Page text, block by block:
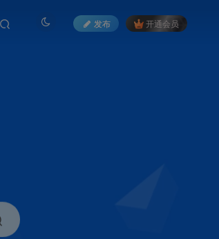
发布 开通会员